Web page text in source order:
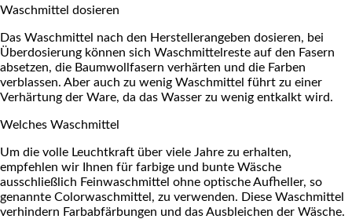
Waschmittel dosieren
Das Waschmittel nach den Herstellerangeben dosieren, bei
Überdosierung können sich Waschmittelreste auf den Fasern
absetzen, die Baumwollfasern verhärten und die Farben
verblassen. Aber auch zu wenig Waschmittel führt zu einer
Verhärtung der Ware, da das Wasser zu wenig entkalkt wird.
Welches Waschmittel
Um die volle Leuchtkraft über viele Jahre zu erhalten,
empfehlen wir Ihnen für farbige und bunte Wäsche
ausschließlich Feinwaschmittel ohne optische Aufheller, so
genannte Colorwaschmittel, zu verwenden. Diese Waschmittel
verhindern Farbabfärbungen und das Ausbleichen der Wäsche.